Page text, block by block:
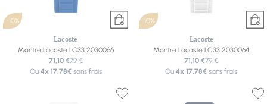
-10%
Lacoste
Montre Lacoste LC33 2030066
71,10 €79 €
Ou 4x 17.78€sans frais
-10%
Lacoste
Montre Lacoste LC33 2030064
71,10 €79 €
Ou4x 17.78€ sans frais